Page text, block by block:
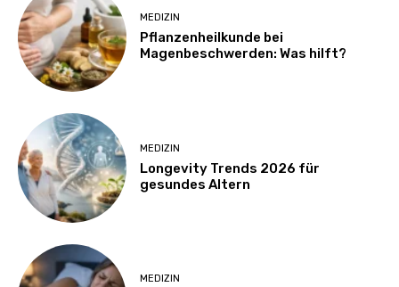
MEDIZIN
Pflanzenheilkunde bei
Magenbeschwerden: Was hilft?
MEDIZIN
Longevity Trends 2026 für
gesundes Altern
MEDIZIN